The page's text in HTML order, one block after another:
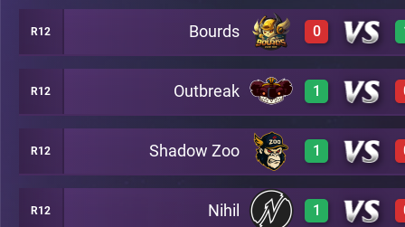
2 C46
R12 Bourds 0
2 C46
R12 Outbreak 1
3 C46
R12 Shadow Zoo 1
C46
R12 Nihil 1